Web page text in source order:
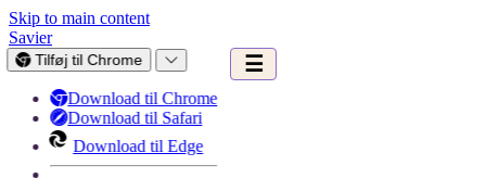
Skip to main content
Savier
Tilføj til Chrome
Download til Chrome
Download til Safari
Download til Edge
☰